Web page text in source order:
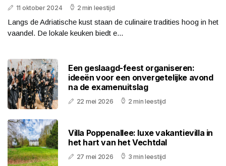
11 oktober 2024 2 min leestijd
Langs de Adriatische kust staan de culinaire tradities hoog in het
vaandel. De lokale keuken biedt e...
Een geslaagd-feest organiseren:
ideeën voor een onvergetelijke avond
na de examenuitslag
22 mei 2026 2 min leestijd
Villa Poppenallee: luxe vakantievilla in
het hart van het Vechtdal
27 mei 2026 3 min leestijd